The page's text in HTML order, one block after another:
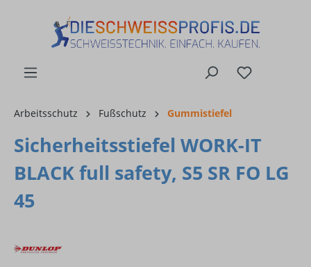
Arbeitsschutz Fußschutz Gummistiefel
Sicherheitsstiefel WORK-IT
BLACK full safety, S5 SR FO LG
45